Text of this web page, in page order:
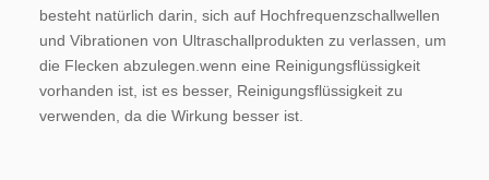
besteht natürlich darin, sich auf Hochfrequenzschallwellen
und Vibrationen von Ultraschallprodukten zu verlassen, um
die Flecken abzulegen.wenn eine Reinigungsflüssigkeit
vorhanden ist, ist es besser, Reinigungsflüssigkeit zu
verwenden, da die Wirkung besser ist.